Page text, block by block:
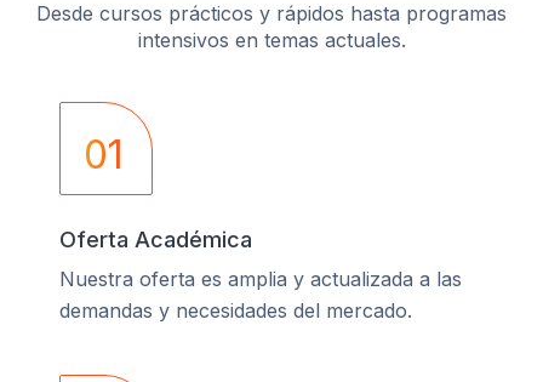
Desde cursos prácticos y rápidos hasta programas
intensivos en temas actuales.
01
Oferta Académica
Nuestra oferta es amplia y actualizada a las
demandas y necesidades del mercado.